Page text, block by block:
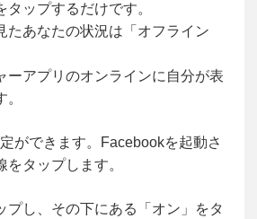
ップするだけです。
たあなたの状況は「オフライン
ーアプリのオンラインに自分が表
ができます。Facebookを起動さ
タップします。
プし、その下にある「オン」をタ